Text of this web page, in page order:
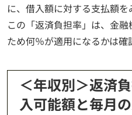
に、借入額に対する支払額を
この「返済負担率」は、金
ため何％が適用になるかは確
＜年収別＞返済
入可能額と毎月